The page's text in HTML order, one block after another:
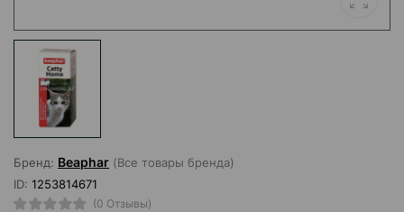
Бренд: Beaphar (Все товары бренда)
ID: 1253814671
(0 Отзывы)